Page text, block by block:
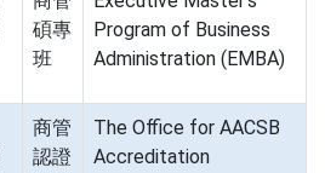
碩專
班
Program of Business
Administration (EMBA)
商管
認證
The Office for AACSB
Accreditation